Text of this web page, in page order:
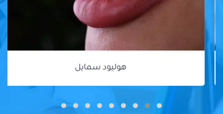
هوليود سمايل